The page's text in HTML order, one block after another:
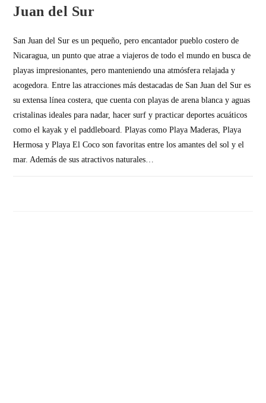
Juan del Sur
San Juan del Sur es un pequeño, pero encantador pueblo costero de
Nicaragua, un punto que atrae a viajeros de todo el mundo en busca de
playas impresionantes, pero manteniendo una atmósfera relajada y
acogedora. Entre las atracciones más destacadas de San Juan del Sur es
su extensa línea costera, que cuenta con playas de arena blanca y aguas
cristalinas ideales para nadar, hacer surf y practicar deportes acuáticos
como el kayak y el paddleboard. Playas como Playa Maderas, Playa
Hermosa y Playa El Coco son favoritas entre los amantes del sol y el
mar. Además de sus atractivos naturales…